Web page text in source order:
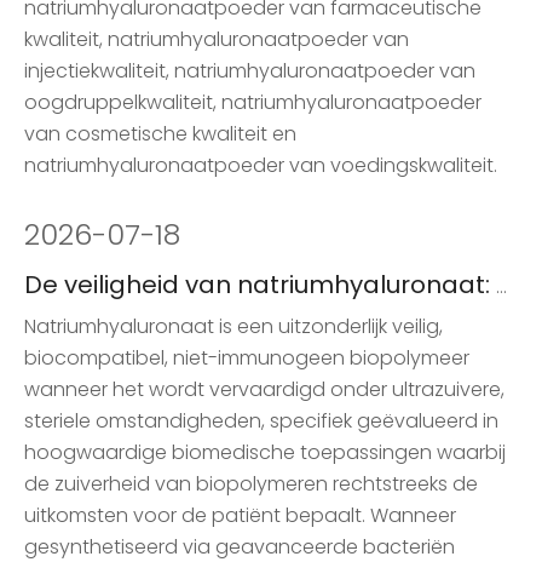
natriumhyaluronaatpoeder van farmaceutische
kwaliteit, natriumhyaluronaatpoeder van
injectiekwaliteit, natriumhyaluronaatpoeder van
oogdruppelkwaliteit, natriumhyaluronaatpoeder
van cosmetische kwaliteit en
natriumhyaluronaatpoeder van voedingskwaliteit.
2026-07-18
De veiligheid van natriumhyaluronaat: wat u moet weten
Natriumhyaluronaat is een uitzonderlijk veilig,
biocompatibel, niet-immunogeen biopolymeer
wanneer het wordt vervaardigd onder ultrazuivere,
steriele omstandigheden, specifiek geëvalueerd in
hoogwaardige biomedische toepassingen waarbij
de zuiverheid van biopolymeren rechtstreeks de
uitkomsten voor de patiënt bepaalt. Wanneer
gesynthetiseerd via geavanceerde bacteriën